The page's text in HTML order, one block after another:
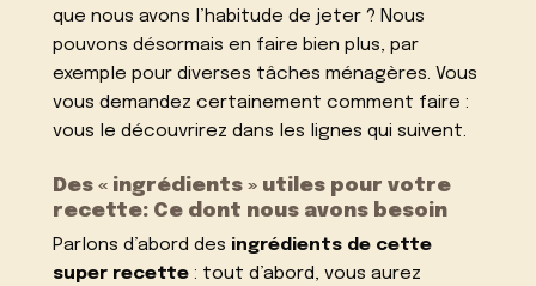
que nous avons l’habitude de jeter ? Nous
pouvons désormais en faire bien plus, par
exemple pour diverses tâches ménagères. Vous
vous demandez certainement comment faire :
vous le découvrirez dans les lignes qui suivent.
Des « ingrédients » utiles pour votre
recette: Ce dont nous avons besoin
Parlons d’abord des ingrédients de cette
super recette : tout d’abord, vous aurez